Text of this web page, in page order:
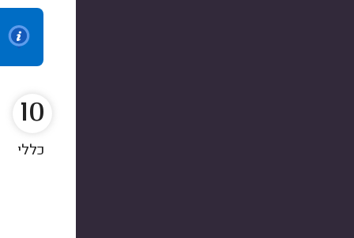
10
כללי